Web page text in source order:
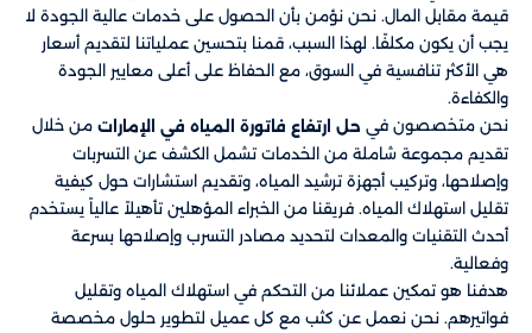
قيمة مقابل المال. نحن نؤمن بأن الحصول على خدمات عالية الجودة لا
يجب أن يكون مكلفًا. لهذا السبب، قمنا بتحسين عملياتنا لتقديم أسعار
هي الأكثر تنافسية في السوق، مع الحفاظ على أعلى معايير الجودة
والكفاءة.
نحن متخصصون في حل ارتفاع فاتورة المياه في الإمارات من خلال
تقديم مجموعة شاملة من الخدمات تشمل الكشف عن التسربات
وإصلاحها، وتركيب أجهزة ترشيد المياه، وتقديم استشارات حول كيفية
تقليل استهلاك المياه. فريقنا من الخبراء المؤهلين تأهيلاً عالياً يستخدم
أحدث التقنيات والمعدات لتحديد مصادر التسرب وإصلاحها بسرعة
وفعالية.
هدفنا هو تمكين عملائنا من التحكم في استهلاك المياه وتقليل
فواتيرهم. نحن نعمل عن كثب مع كل عميل لتطوير حلول مخصصة